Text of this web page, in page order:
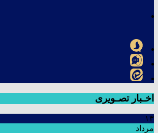
اخـبار تصـویری
۱۳
مرداد